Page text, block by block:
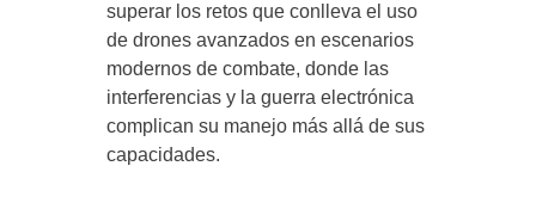
superar los retos que conlleva el uso
de drones avanzados en escenarios
modernos de combate, donde las
interferencias y la guerra electrónica
complican su manejo más allá de sus
capacidades.